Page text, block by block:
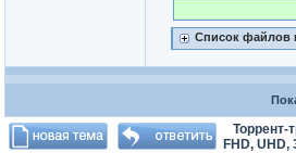
Список файлов
Торрент-
FHD, UHD,